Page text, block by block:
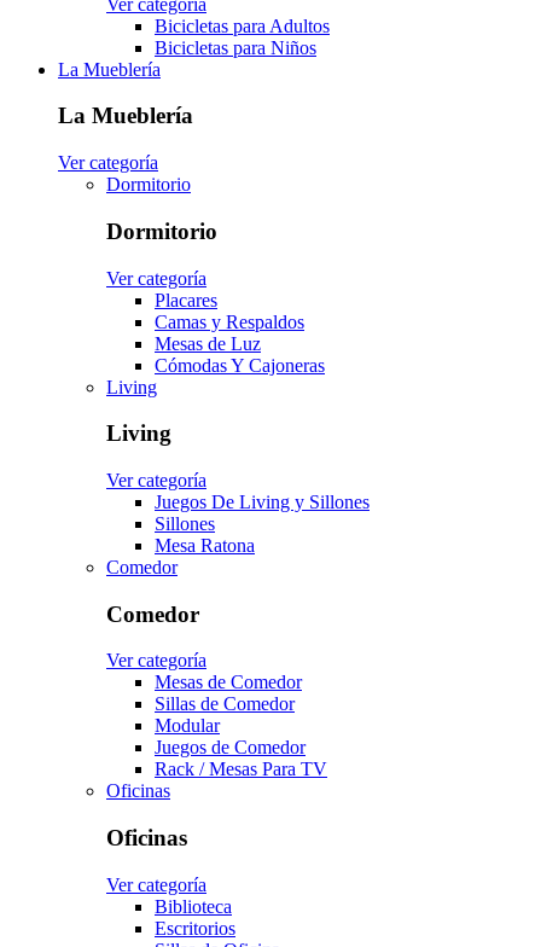
Bicicletas para Adultos
Bicicletas para Niños
La Mueblería
La Mueblería
Ver categoría
Dormitorio
Dormitorio
Ver categoría
Placares
Camas y Respaldos
Mesas de Luz
Cómodas Y Cajoneras
Living
Living
Ver categoría
Juegos De Living y Sillones
Sillones
Mesa Ratona
Comedor
Comedor
Ver categoría
Mesas de Comedor
Sillas de Comedor
Modular
Juegos de Comedor
Rack / Mesas Para TV
Oficinas
Oficinas
Ver categoría
Biblioteca
Escritorios